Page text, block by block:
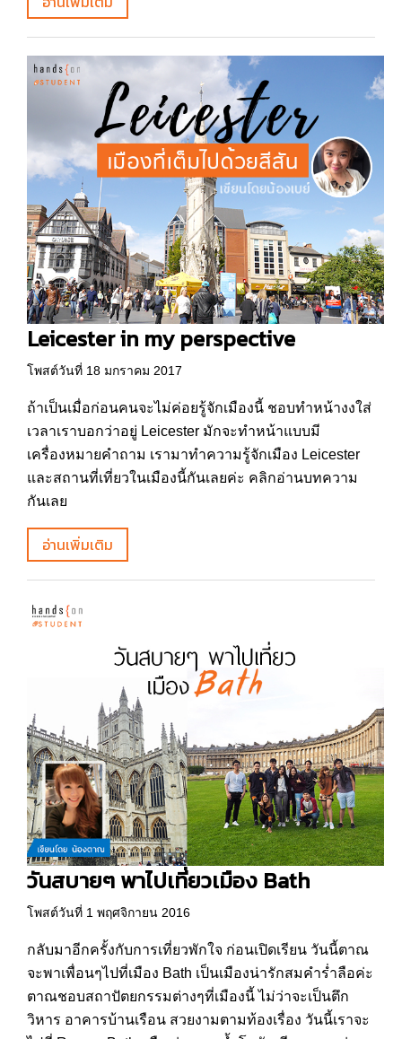
Leicester in my perspective
โพสต์วันที่ 18 มกราคม 2017
ถ้าเป็นเมื่อก่อนคนจะไม่ค่อยรู้จักเมืองนี้ ชอบทำหน้างงใส่
เวลาเราบอกว่าอยู่ Leicester มักจะทำหน้าแบบมี
เครื่องหมายคำถาม เรามาทำความรู้จักเมือง Leicester
และสถานที่เที่ยวในเมืองนี้กันเลยค่ะ คลิกอ่านบทความ
กันเลย
อ่านเพิ่มเติม
วันสบายๆ พาไปเที่ยวเมือง Bath
โพสต์วันที่ 1 พฤศจิกายน 2016
กลับมาอีกครั้งกับการเที่ยวพักใจ ก่อนเปิดเรียน วันนี้ตาณ
จะพาเพื่อนๆไปที่เมือง Bath เป็นเมืองน่ารักสมคำร่ำลือค่ะ
ตาณชอบสถาปัตยกรรมต่างๆที่เมืองนี้ ไม่ว่าจะเป็นตึก
วิหาร อาคารบ้านเรือน สวยงามตามท้องเรื่อง วันนี้เราจะ